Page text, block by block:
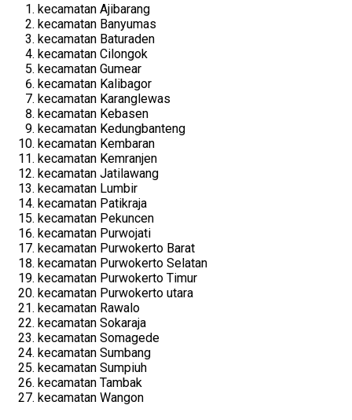
kecamatan Ajibarang
kecamatan Banyumas
kecamatan Baturaden
kecamatan Cilongok
kecamatan Gumear
kecamatan Kalibagor
kecamatan Karanglewas
kecamatan Kebasen
kecamatan Kedungbanteng
kecamatan Kembaran
kecamatan Kemranjen
kecamatan Jatilawang
kecamatan Lumbir
kecamatan Patikraja
kecamatan Pekuncen
kecamatan Purwojati
kecamatan Purwokerto Barat
kecamatan Purwokerto Selatan
kecamatan Purwokerto Timur
kecamatan Purwokerto utara
kecamatan Rawalo
kecamatan Sokaraja
kecamatan Somagede
kecamatan Sumbang
kecamatan Sumpiuh
kecamatan Tambak
kecamatan Wangon